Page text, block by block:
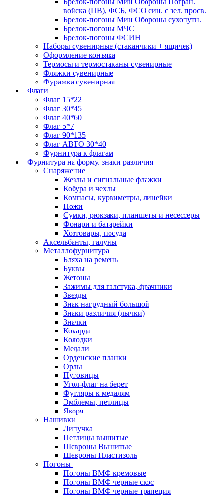
войска (ПВ), ФСБ, ФСО син. с зел. просв.
Брелок-погоны Мин Обороны сухопутн.
Брелок-погоны МЧС
Брелок-погоны ФСИН
Наборы сувенирные (стаканчики + ящичек)
Оформление конъяка
Термосы и термостаканы сувенирные
Фляжки сувенирные
Фуражка сувенирная
Флаги
Флаг 15*22
Флаг 30*45
Флаг 40*60
Флаг 5*7
Флаг 90*135
Флаг АВТО 30*40
Фурнитура к флагам
Фурнитура на форму, знаки различия
Снаряжение
Жезлы и сигнальные флажки
Кобура и чехлы
Компасы, курвиметры, линейки
Ножи
Сумки, рюкзаки, планшеты и несессеры
Фонари и батарейки
Хозтовары, посуда
Аксельбанты, галуны
Металлофурнитура
Бляха на ремень
Буквы
Жетоны
Зажимы для галстука, фрачники
Звезды
Знак нагрудный большой
Знаки различия (лычки)
Значки
Кокарда
Колодки
Медали
Орденские планки
Орлы
Пуговицы
Угол-флаг на берет
Футляры к медалям
Эмблемы, петлицы
Якоря
Нашивки
Липучка
Петлицы вышитые
Шевроны Вышитые
Шевроны Пластизоль
Погоны
Погоны ВМФ кремовые
Погоны ВМФ черные скос
Погоны ВМФ черные трапеция